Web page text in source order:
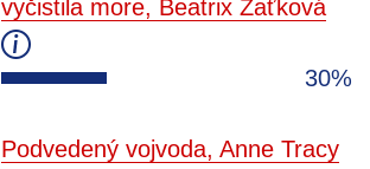
vyčistila more, Beatrix Zaťková
30%
Podvedený vojvoda, Anne Tracy